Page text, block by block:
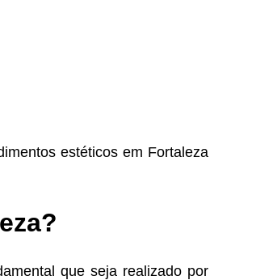
estéticos em Fortaleza
que seja realizado por